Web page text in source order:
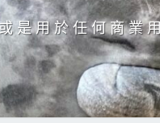
是用於任何商業